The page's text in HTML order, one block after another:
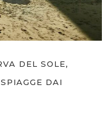
DEL SOLE,
DAI